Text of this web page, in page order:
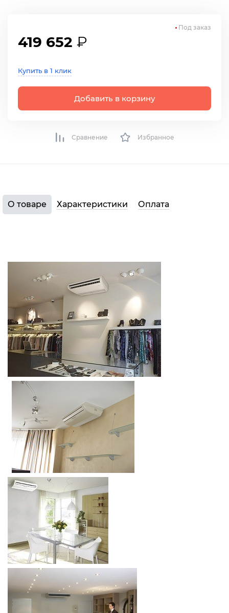
419 652 ₽
Купить в 1 клик
Добавить в корзину
Под заказ
Сравнение Избранное
О товаре Характеристики Оплата